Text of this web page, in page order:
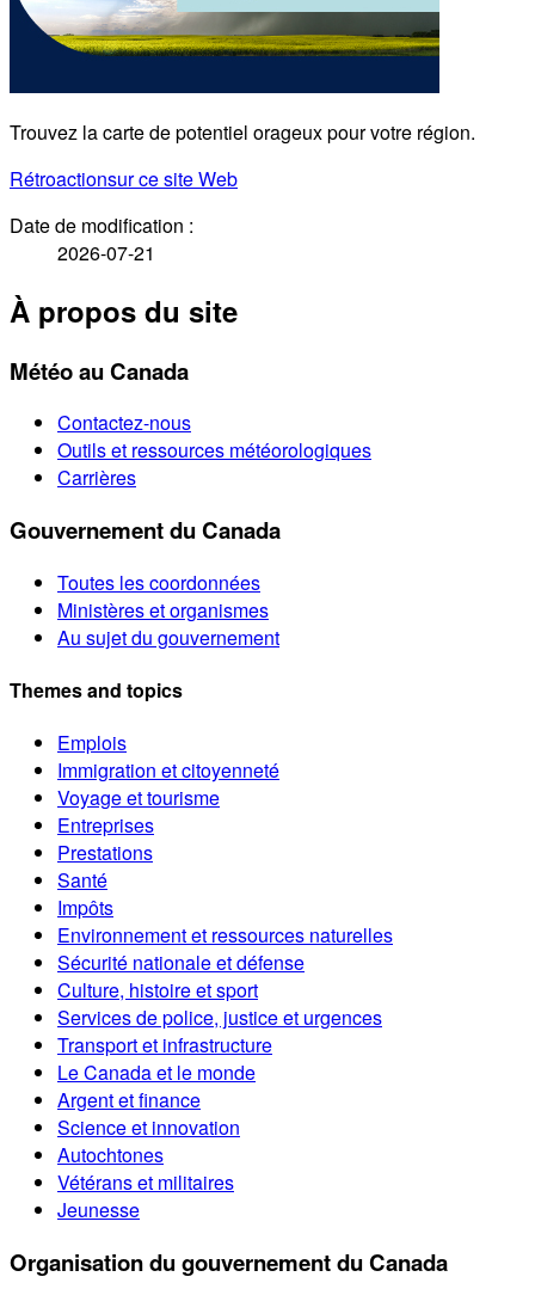
Trouvez la carte de potentiel orageux pour votre région.
Rétroactionsur ce site Web
Date de modification :
2026-07-21
À propos du site
Météo au Canada
Contactez-nous
Outils et ressources météorologiques
Carrières
Gouvernement du Canada
Toutes les coordonnées
Ministères et organismes
Au sujet du gouvernement
Themes and topics
Emplois
Immigration et citoyenneté
Voyage et tourisme
Entreprises
Prestations
Santé
Impôts
Environnement et ressources naturelles
Sécurité nationale et défense
Culture, histoire et sport
Services de police, justice et urgences
Transport et infrastructure
Le Canada et le monde
Argent et finance
Science et innovation
Autochtones
Vétérans et militaires
Jeunesse
Organisation du gouvernement du Canada